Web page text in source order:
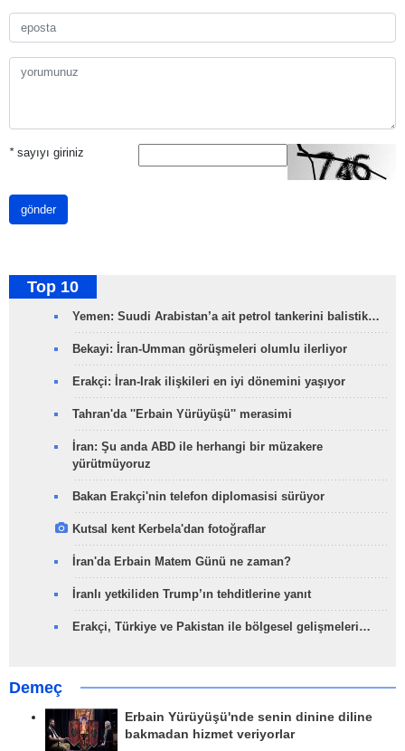
*sayıyı giriniz
gönder
Top 10
Yemen: Suudi Arabistan’a ait petrol tankerini balistik…
Bekayi: İran-Umman görüşmeleri olumlu ilerliyor
Erakçi: İran-Irak ilişkileri en iyi dönemini yaşıyor
Tahran'da ''Erbain Yürüyüşü'' merasimi
İran: Şu anda ABD ile herhangi bir müzakere
yürütmüyoruz
Bakan Erakçi'nin telefon diplomasisi sürüyor
Kutsal kent Kerbela'dan fotoğraflar
İran'da Erbain Matem Günü ne zaman?
İranlı yetkiliden Trump’ın tehditlerine yanıt
Erakçi, Türkiye ve Pakistan ile bölgesel gelişmeleri…
Demeç
Erbain Yürüyüşü'nde senin dinine diline
bakmadan hizmet veriyorlar